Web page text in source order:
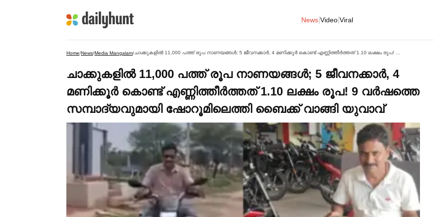
News Video Viral
Home/News/Media Mangalam/
ചാക്കുകളില്‍ 11,000 പത്ത് രൂപ നാണയങ്ങള്‍; 5 ജീവനക്കാര്‍, 4
മണിക്കൂര്‍ കൊണ്ട് എണ്ണിത്തീര്‍ത്തത് 1.10 ലക്ഷം രൂപ! 9 വര്‍ഷത്തെ
സമ്പാദ്യവുമായി ഷോറൂമിലെത്തി ബൈക്ക് വാങ്ങി യുവാവ്